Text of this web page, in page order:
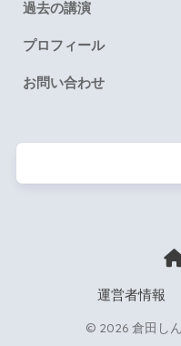
過去の講演
プロフィール
お問い合わせ
運営者情報